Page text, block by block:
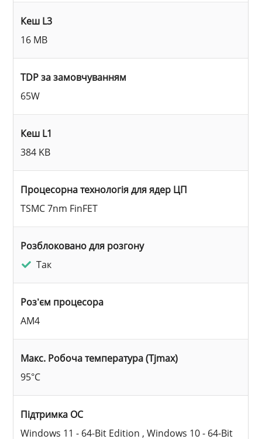
Кеш L3
16 MB
TDP за замовчуванням
65W
Кеш L1
384 KB
Процесорна технологія для ядер ЦП
TSMC 7nm FinFET
Розблоковано для розгону
Так
Роз’єм процесора
AM4
Макс. Робоча температура (Tjmax)
95°C
Підтримка ОС
Windows 11 - 64-Bit Edition , Windows 10 - 64-Bit